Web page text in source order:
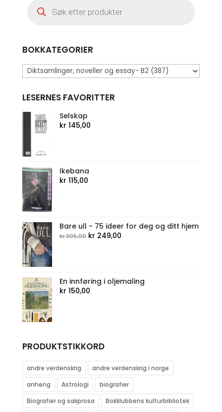
search
BOKKATEGORIER
LESERNES FAVORITTER
Selskap
kr 145,00
Ikebana
kr 115,00
Bare ull - 75 ideer for deg og ditt hjem
kr306,00 Opprinnelig
kr 249,00Nåværende
En innføring i oljemaling
kr 150,00
PRODUKTSTIKKORD
andre verdenskrig
andre verdenskrig i norge
anheng
Astrologi
biografier
Biografier og sakprosa
Bokklubbens kulturbibliotek